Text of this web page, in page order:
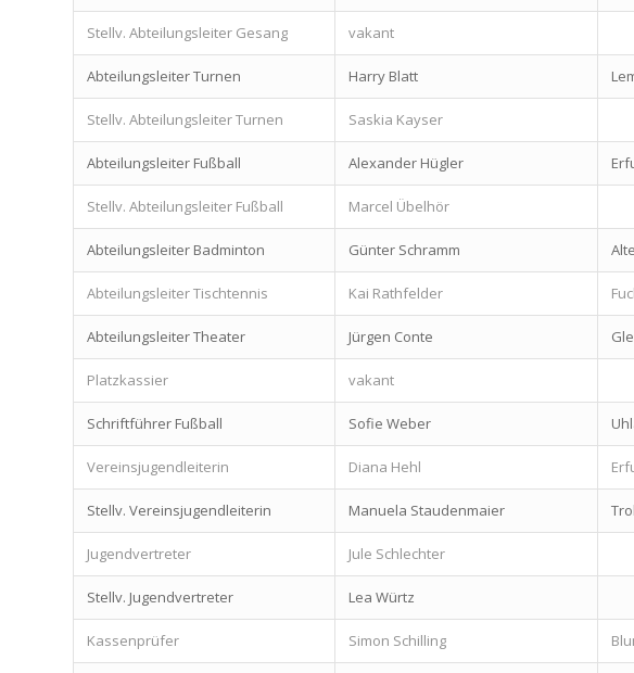
Stellv. Abteilungsleiter Gesang vakant
Abteilungsleiter Turnen Harry Blatt
Stellv. Abteilungsleiter Turnen Saskia Kayser
Abteilungsleiter Fußball Alexander Hügler
Stellv. Abteilungsleiter Fußball Marcel Übelhör
Abteilungsleiter Badminton Günter Schramm
Abteilungsleiter Tischtennis Kai Rathfelder
Abteilungsleiter Theater Jürgen Conte
Platzkassier vakant
Schriftführer Fußball Sofie Weber
Vereinsjugendleiterin Diana Hehl
Stellv. Vereinsjugendleiterin Manuela Staudenmaier
Jugendvertreter Jule Schlechter
Stellv. Jugendvertreter Lea Würtz
Kassenprüfer Simon Schilling